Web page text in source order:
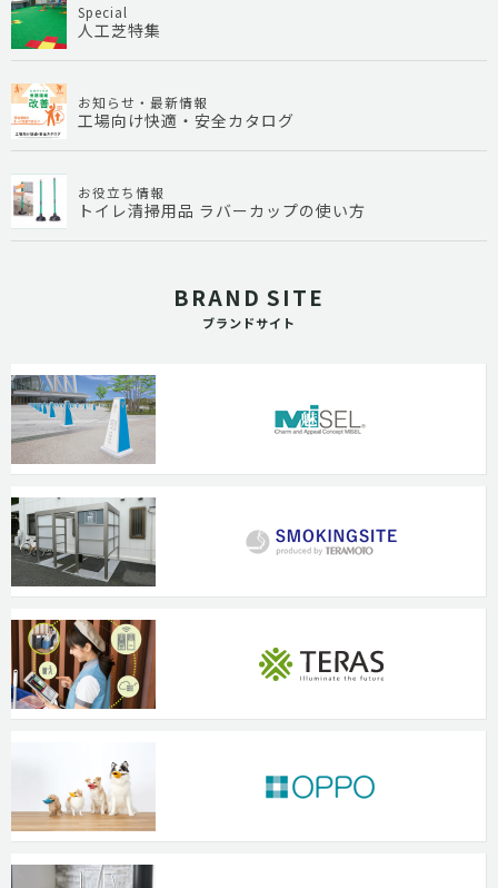
Special
人工芝特集
お知らせ・最新情報
工場向け快適・安全カタログ
お役立ち情報
トイレ清掃用品 ラバーカップの使い方
BRAND SITE
ブランドサイト